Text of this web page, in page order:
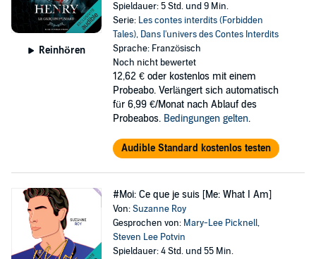
Reinhören
Spieldauer: 5 Std. und 9 Min.
Serie: Les contes interdits (Forbidden
Tales), Dans l'univers des Contes Interdits
Sprache: Französisch
Noch nicht bewertet
12,62 € oder kostenlos mit einem
Probeabo. Verlängert sich automatisch
für 6,99 €/Monat nach Ablauf des
Probeabos. Bedingungen gelten.
Audible Standard kostenlos testen
#Moi: Ce que je suis [Me: What I Am]
Von:Suzanne Roy
Gesprochen von: Mary-Lee Picknell,
Steven Lee Potvin
Spieldauer: 4 Std. und 55 Min.